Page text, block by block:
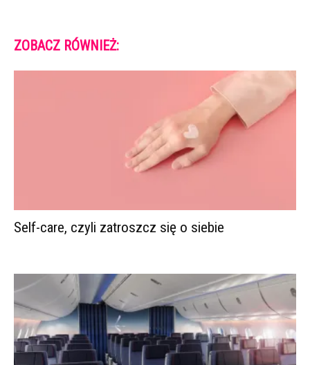
ZOBACZ RÓWNIEŻ:
Self-care, czyli zatroszcz się o siebie